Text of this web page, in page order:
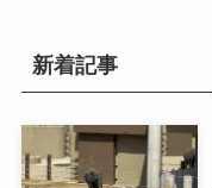
新着記事